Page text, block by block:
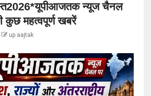
न्यूज चैनल
कुछ महत्वपूर्ण खबरें
up aajtak